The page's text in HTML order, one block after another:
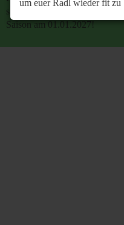
um euer Radl wieder fit zu
Retrobike wünscht euch
sich schon jetzt auf den
Saison am 01.01.2027!